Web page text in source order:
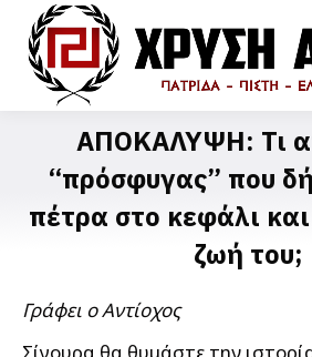
ΑΠΟΚΑΛΥΨΗ: Τι
“πρόσφυγας” που
πέτρα στο κεφάλι
ζωή του;
Γράφει ο Αντίοχος